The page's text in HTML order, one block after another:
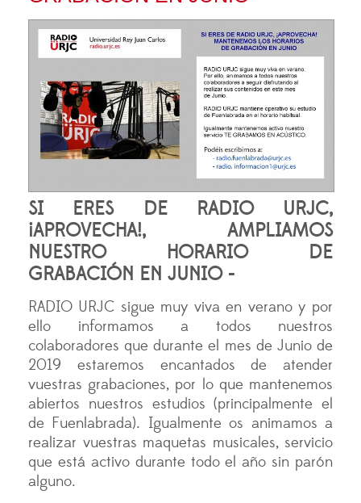
SI ERES DE RADIO URJC,
¡APROVECHA!, AMPLIAMOS
NUESTRO HORARIO DE
GRABACIÓN EN JUNIO -
RADIO URJC sigue muy viva en verano y por
ello informamos a todos nuestros
colaboradores que durante el mes de Junio de
2019 estaremos encantados de atender
vuestras grabaciones, por lo que mantenemos
abiertos nuestros estudios (principalmente el
de Fuenlabrada). Igualmente os animamos a
realizar vuestras maquetas musicales, servicio
que está activo durante todo el año sin parón
alguno.